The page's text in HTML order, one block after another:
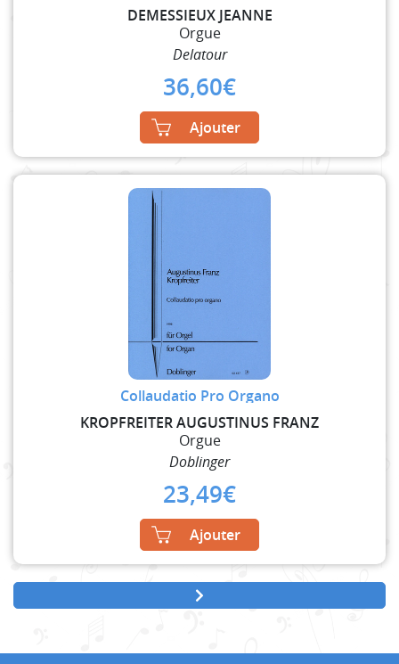
DEMESSIEUX JEANNE
Orgue
Delatour
36,60€
Ajouter
Collaudatio Pro Organo
KROPFREITER AUGUSTINUS FRANZ
Orgue
Doblinger
23,49€
Ajouter